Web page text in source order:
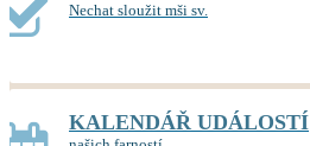
Nechat sloužit mši sv.
KALENDÁŘ UDÁLOSTÍ